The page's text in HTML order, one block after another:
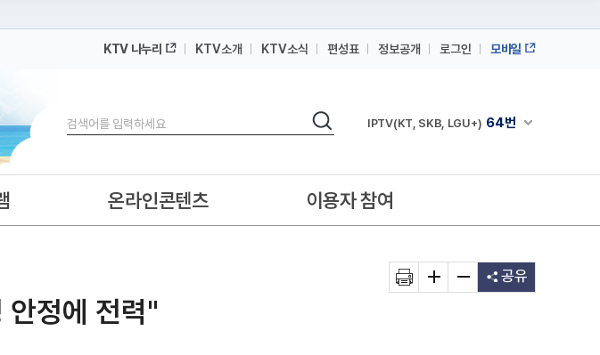
KTV 나누리 KTV소개 KTV소식 편성표 정보공개 로그인 모바일
검색
검색 채널안내 펼쳐
IPTV(KT, SKB, LGU+) 64번
IPTV(KT, SKB, LGU+)
온라인콘텐츠 이용자 참여
안정에 전력"
공유